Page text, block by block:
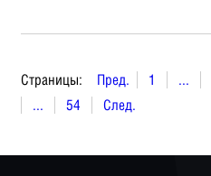
Страницы: Пред. 1 ...
...
54 След.